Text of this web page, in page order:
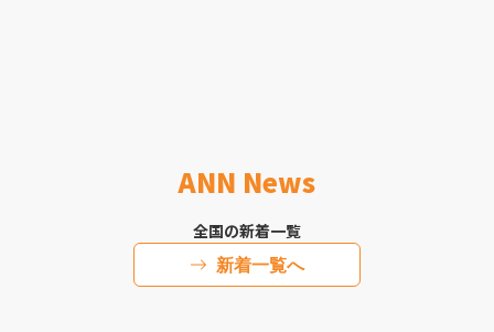
ANN News
全国の新着一覧
新着一覧へ